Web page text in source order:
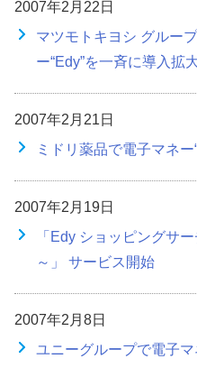
2007年2月22日
マツモトキヨシ グルー
ー“Edy”を一斉に導入拡
2007年2月21日
ミドリ薬品で電子マネー
2007年2月19日
「Edy ショッピングサ
～」 サービス開始
2007年2月8日
ユニーグループで電子マ